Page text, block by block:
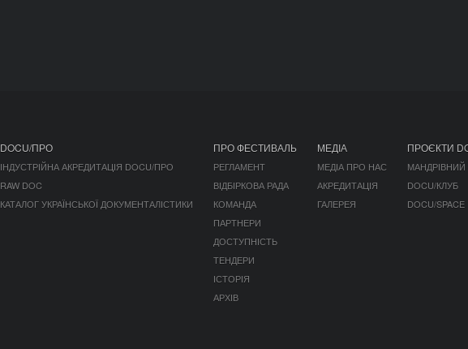
DOCU/ПРО
ІНДУСТРІЙНА АКРЕДИТАЦІЯ DOCU/ПРО
RAW DOC
КАТАЛОГ УКРАЇНСЬКОЇ ДОКУМЕНТАЛІСТИКИ
ПРО ФЕСТИВАЛЬ
РЕГЛАМЕНТ
ВІДБІРКОВА РАДА
КОМАНДА
ПАРТНЕРИ
ДОСТУПНІСТЬ
ТЕНДЕРИ
ІСТОРІЯ
АРХІВ
МЕДІА
МЕДІА ПРО НАС
АКРЕДИТАЦІЯ
ГАЛЕРЕЯ
ПРОЄКТИ
DOCU/КЛУБ
DOCU/SPACE